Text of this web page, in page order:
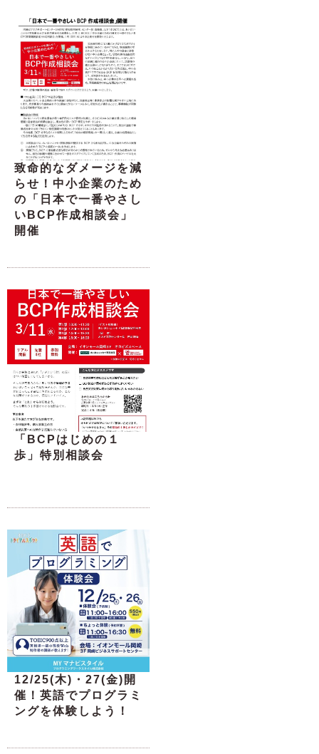
致命的なダメージを減
らせ！中小企業のため
の「日本で一番やさし
いBCP作成相談会」
開催
「BCPはじめの１
歩」特別相談会
12/25(木)・27(金)開
催！英語でプログラミ
ングを体験しよう！